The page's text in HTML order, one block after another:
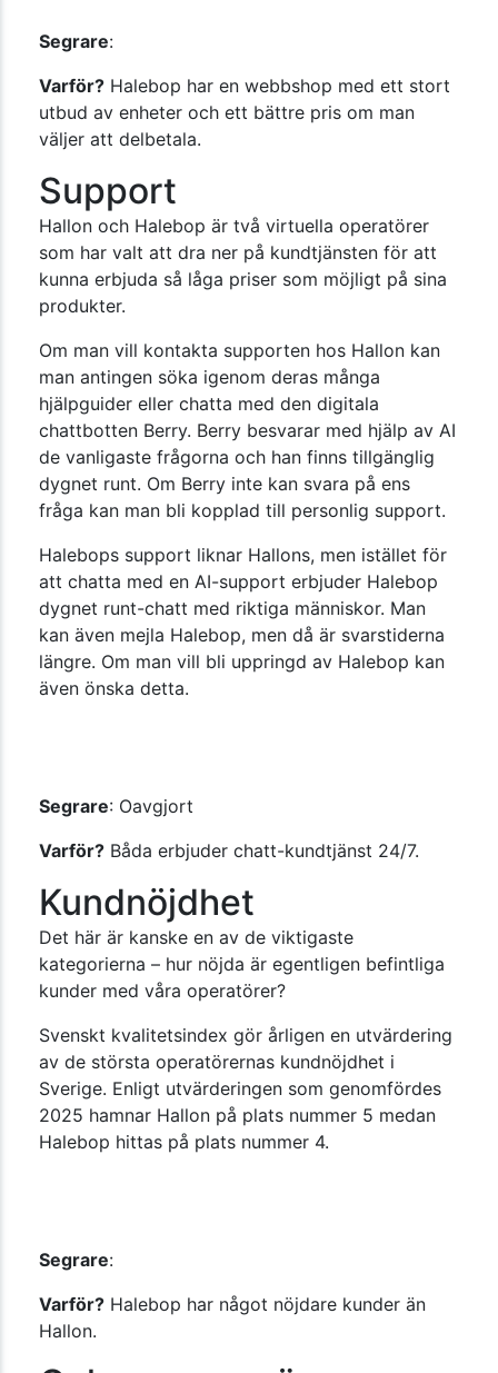
Segrare:
Varför? Halebop har en webbshop med ett stort
utbud av enheter och ett bättre pris om man
väljer att delbetala.
Support
Hallon och Halebop är två virtuella operatörer
som har valt att dra ner på kundtjänsten för att
kunna erbjuda så låga priser som möjligt på sina
produkter.
Om man vill kontakta supporten hos Hallon kan
man antingen söka igenom deras många
hjälpguider eller chatta med den digitala
chattbotten Berry. Berry besvarar med hjälp av AI
de vanligaste frågorna och han finns tillgänglig
dygnet runt. Om Berry inte kan svara på ens
fråga kan man bli kopplad till personlig support.
Halebops support liknar Hallons, men istället för
att chatta med en AI-support erbjuder Halebop
dygnet runt-chatt med riktiga människor. Man
kan även mejla Halebop, men då är svarstiderna
längre. Om man vill bli uppringd av Halebop kan
även önska detta.
Segrare: Oavgjort
Varför? Båda erbjuder chatt-kundtjänst 24/7.
Kundnöjdhet
Det här är kanske en av de viktigaste
kategorierna – hur nöjda är egentligen befintliga
kunder med våra operatörer?
Svenskt kvalitetsindex gör årligen en utvärdering
av de största operatörernas kundnöjdhet i
Sverige. Enligt utvärderingen som genomfördes
2025 hamnar Hallon på plats nummer 5 medan
Halebop hittas på plats nummer 4.
Segrare:
Varför? Halebop har något nöjdare kunder än
Hallon.